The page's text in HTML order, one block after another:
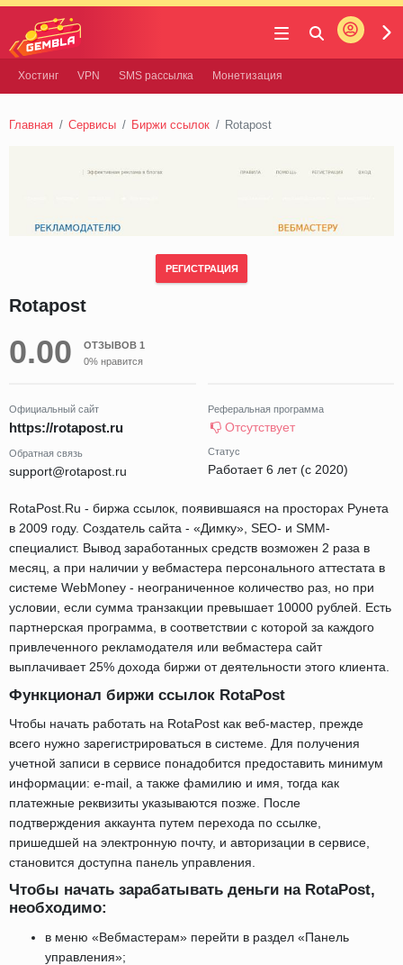
Gembla
Войти
Хостинг VPN SMS рассылка Монетизация
Главная Сервисы Биржи ссылок Rotapost
Rotapost
0.00
ОТЗЫВОВ 1
0% нравится
Официальный сайт
https://rotapost.ru
Обратная связь
support@rotapost.ru
Реферальная программа
Отсутствует
Статус
Работает 6 лет (с 2020)
RotaPost.Ru - биржа ссылок, появившаяся на просторах Рунета
в 2009 году. Создатель сайта - «Димку», SEO- и SMM-
специалист. Вывод заработанных средств возможен 2 раза в
месяц, а при наличии у вебмастера персонального аттестата в
системе WebMoney - неограниченное количество раз, но при
условии, если сумма транзакции превышает 10000 рублей. Есть
партнерская программа, в соответствии с которой за каждого
привлеченного рекламодателя или вебмастера сайт
выплачивает 25% дохода биржи от деятельности этого клиента.
Функционал биржи ссылок RotaPost
Чтобы начать работать на RotaPost как веб-мастер, прежде
всего нужно зарегистрироваться в системе. Для получения
учетной записи в сервисе понадобится предоставить минимум
информации: e-mail, а также фамилию и имя, тогда как
платежные реквизиты указываются позже. После
подтверждения аккаунта путем перехода по ссылке,
пришедшей на электронную почту, и авторизации в сервисе,
становится доступна панель управления.
Чтобы начать зарабатывать деньги на RotaPost,
необходимо:
в меню «Вебмастерам» перейти в раздел «Панель
управления»;
РЕГИСТРАЦИЯ